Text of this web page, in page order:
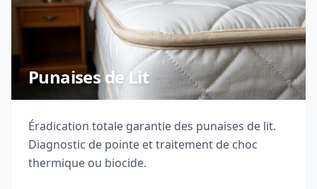
Punaises de Lit
Éradication totale garantie des punaises de lit.
Diagnostic de pointe et traitement de choc
thermique ou biocide.